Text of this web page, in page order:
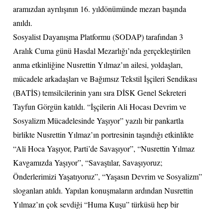
aramızdan ayrılışının 16. yıldönümünde mezarı başında
anıldı.
Sosyalist Dayanışma Platformu (SODAP) tarafından 3
Aralık Cuma günü Hasdal Mezarlığı’nda gerçekleştirilen
anma etkinliğine Nusrettin Yılmaz’ın ailesi, yoldaşları,
mücadele arkadaşları ve Bağımsız Tekstil İşçileri Sendikası
(BATİS) temsilcilerinin yanı sıra DİSK Genel Sekreteri
Tayfun Görgün katıldı. “İşçilerin Ali Hocası Devrim ve
Sosyalizm Mücadelesinde Yaşıyor” yazılı bir pankartla
birlikte Nusrettin Yılmaz’ın portresinin taşındığı etkinlikte
“Ali Hoca Yaşıyor, Parti’de Savaşıyor”, “Nusrettin Yılmaz
Kavgamızda Yaşıyor”, “Savaştılar, Savaşıyoruz;
Önderlerimizi Yaşatıyoruz”, “Yaşasın Devrim ve Sosyalizm”
sloganları atıldı. Yapılan konuşmaların ardından Nusrettin
Yılmaz’ın çok sevdiği “Huma Kuşu” türküsü hep bir